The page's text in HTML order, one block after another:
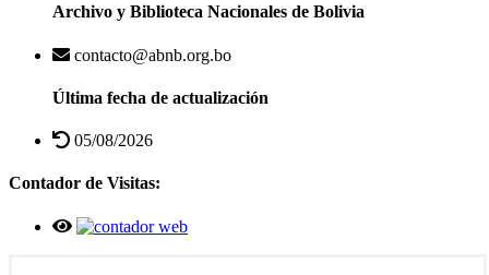
Archivo y Biblioteca Nacionales de Bolivia
contacto@abnb.org.bo
Última fecha de actualización
05/08/2026
Contador de Visitas: